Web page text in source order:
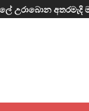
උරාබොන අතරමැදි